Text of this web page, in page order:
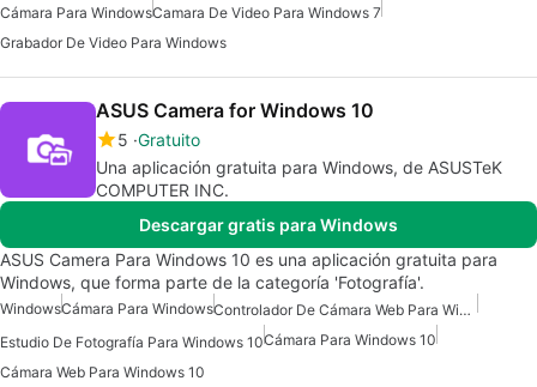
Cámara Para WindowsCamara De Video Para Windows 7
Grabador De Video Para Windows
ASUS Camera for Windows 10
5 Gratuito
Una aplicación gratuita para Windows, de ASUSTeK
COMPUTER INC.
Descargar gratis para Windows
ASUS Camera Para Windows 10 es una aplicación gratuita para
Windows, que forma parte de la categoría 'Fotografía'.
WindowsCámara Para Windows
Controlador De Cámara Web Para Windows 10
Estudio De Fotografía Para Windows 10Cámara Para Windows 10
Cámara Web Para Windows 10